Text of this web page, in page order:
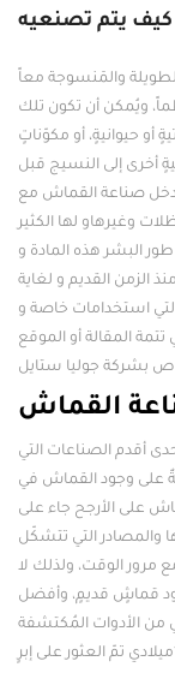
يتم تصنعيه
والمَنسوجة معاً
ويُمكن أن تكون تلك
أو حيوانيةٍ، أو مكوّناتٍ
أخرى إلى النسيج قبل
صناعة القماش مع
وغيرهاو لها الكثير
البشر هذه المادة و
الزمن القديم و لغاية
التي استخدامات خاصة و
المقالة أو الموقع
القماش
أقدم الصناعات التي
على وجود القماش في
على الأرجح جاء على
والمصادر التي تتشكّل
مرور الوقت، ولذلك لا
قماشٍ قديمٍ، وأفضل
من الأدوات المُكتشفة
والمستخدمة في عمل القماش؛ ففي عام 1988ميلادي تمّ العثور على إبرٍ